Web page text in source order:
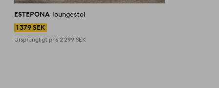
ESTEPONA loungestol
1 379 SEK
Ursprungligt pris 2 299 SEK